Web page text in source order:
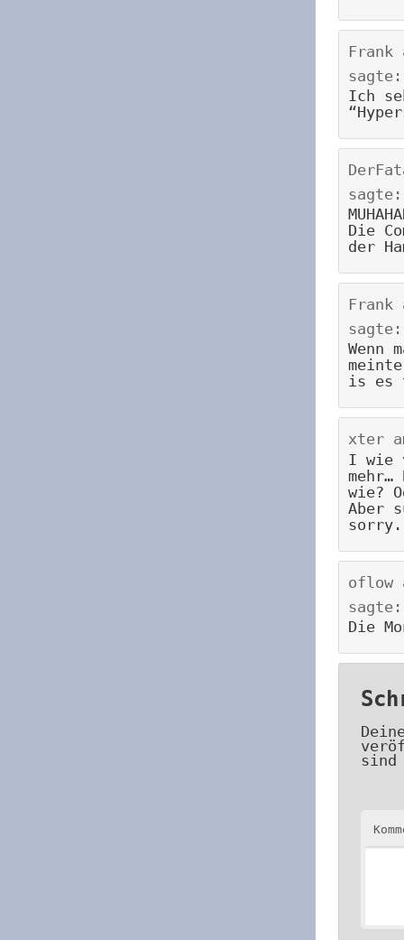
Frank
sagte:
Ich
sagte:
Die
der
Frank
sagte:
Wenn
is es
xter
I wie
wie?
Aber
sorry.
oflow
sagte:
Die